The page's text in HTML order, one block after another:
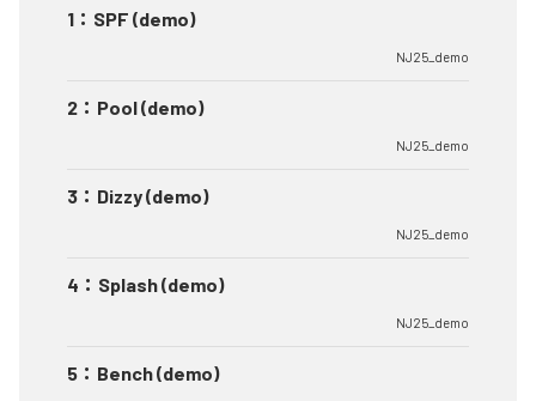
1 ： SPF (demo)
NJ25_demo
2 ： Pool (demo)
NJ25_demo
3 ： Dizzy (demo)
NJ25_demo
4 ： Splash (demo)
NJ25_demo
5 ： Bench (demo)